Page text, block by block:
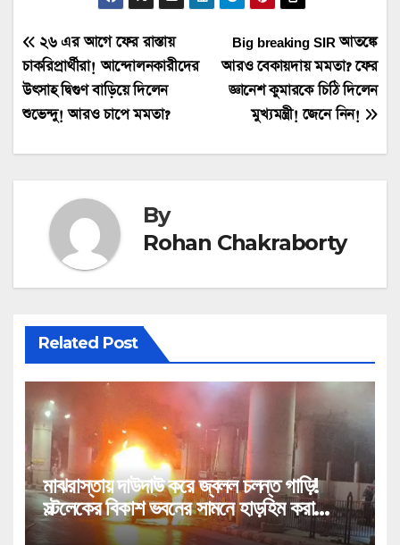
Post
navigation
Big breaking SIR আতঙ্কে
আরও বেকায়দায় মমতা? ফের
জ্ঞানেশ কুমারকে চিঠি দিলেন
মুখ্যমন্ত্রী! জেনে নিন!
২৬ এর আগে ফের রাস্তায়
চাকরিপ্রার্থীরা! আন্দোলনকারীদের
উৎসাহ দ্বিগুণ বাড়িয়ে দিলেন
শুভেন্দু! আরও চাপে মমতা?
By
Rohan Chakraborty
Related Post
মাঝরাস্তায় দাউদাউ করে জ্বলল চলন্ত গাড়ি!
সল্টলেকের বিকাশ ভবনের সামনে হাড়হিম করা
কাণ্ড!